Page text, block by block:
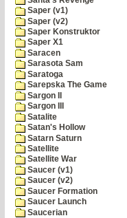
Saper (v1)
Saper (v2)
Saper Konstruktor
Saper X1
Saracen
Sarasota Sam
Saratoga
Sarepska The Game
Sargon II
Sargon III
Satalite
Satan's Hollow
Satarn Saturn
Satellite
Satellite War
Saucer (v1)
Saucer (v2)
Saucer Formation
Saucer Launch
Saucerian